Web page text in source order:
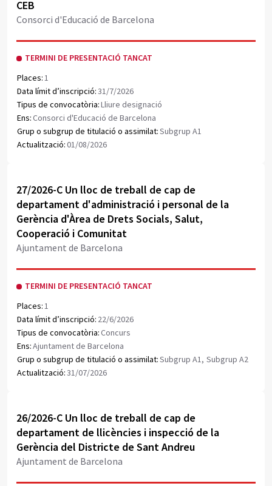
CEB
Consorci d'Educació de Barcelona
TERMINI DE PRESENTACIÓ TANCAT
Places:1
Data límit d’inscripció:31/7/2026
Tipus de convocatòria:Lliure designació
Ens:Consorci d'Educació de Barcelona
Grup o subgrup de titulació o assimilat:Subgrup A1
Actualització:01/08/2026
Obrir document PDF
27/2026-C Un lloc de treball de cap de
departament d'administració i personal de la
Gerència d'Àrea de Drets Socials, Salut,
Cooperació i Comunitat
Ajuntament de Barcelona
TERMINI DE PRESENTACIÓ TANCAT
Places:1
Data límit d’inscripció: 22/6/2026
Tipus de convocatòria:Concurs
Ens:Ajuntament de Barcelona
Grup o subgrup de titulació o assimilat:Subgrup A1, Subgrup A2
Actualització:31/07/2026
Obrir document PDF
26/2026-C Un lloc de treball de cap de
departament de llicències i inspecció de la
Gerència del Districte de Sant Andreu
Ajuntament de Barcelona